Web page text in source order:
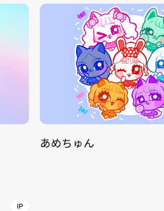
あめちゅん
IP
CONTACT